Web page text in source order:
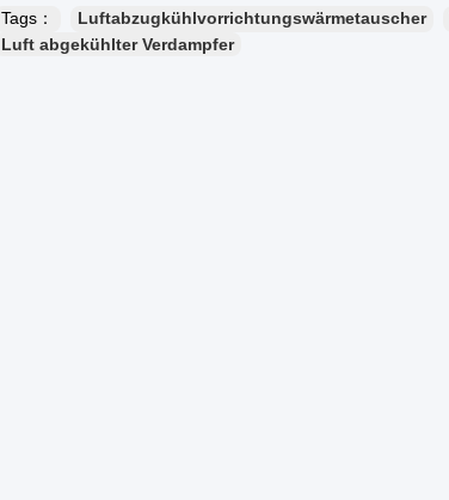
Tags： Luftabzugkühlvorrichtungswärmetauscher
Luft abgekühlter Verdampfer